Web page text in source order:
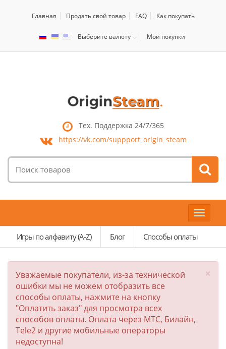
Главная Продать свой товар FAQ Как покупать
Выберите валюту Мои покупки
Тех. Поддержка 24/7/365
https://vk.com/suppport_origin_steam
товаров:
Toggle
Игры по алфавиту (A-Z)
Блог Способы оплаты
×
Уважаемые покупатели, из-за технической
ошибки мы не можем отобразить все
способы оплаты, нажмите на кнопку
"Оплатить заказ" для просмотра всех
способов оплаты. Оплата через МТС, Билайн,
Tele2 и другие мобильные операторы
недоступна!